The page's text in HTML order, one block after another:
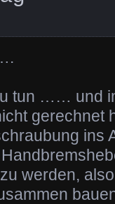
tun …… und
gerechnet
ins
werden,